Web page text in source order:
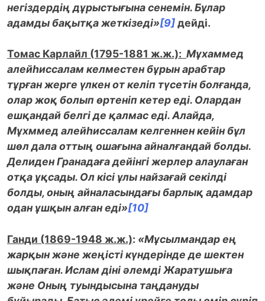
негіздердің дұрыстығына сенемін. Бұлар
адамды бақытқа жеткізеді»[9]дейді.
Томас Карлайл (1795-1881 ж.ж.): Мұхаммед
алейһиссалам келместен бұрын арабтар
тұрған жерге үлкен от келіп түсетін болғанда,
олар жоқ болып өртеніп кетер еді. Олардан
ешқандай белгі де қалмас еді. Алайда,
Мұхммед алейһиссалам келгеннен кейін бұл
шөл дала оттың ошағына айналғандай болды.
Делиден Гранадаға дейінгі жерлер алаулаған
отқа ұқсады. Ол кісі ұлы найзағай секілді
болды, оның айналасындағы барлық адамдар
одан ұшқын алған еді»[10]
Ганди (1869-1948 ж.ж.): «Мұсылмандар ең
жарқын және жеңісті күндерінде де шектен
шықпаған. Ислам діні әлемді Жаратушыға
және Оның туындысына таңдануды